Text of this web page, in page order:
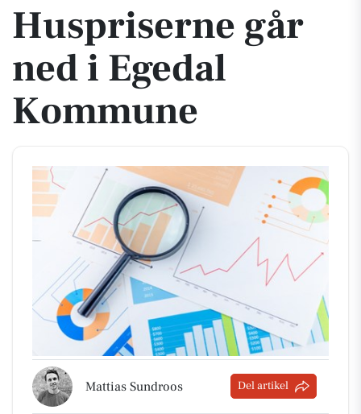
Huspriserne går
ned i Egedal
Kommune
Mattias Sundroos Del artikel